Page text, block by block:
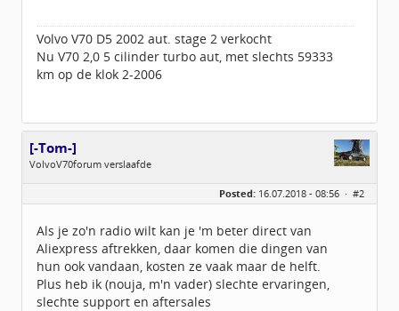
Volvo V70 D5 2002 aut. stage 2 verkocht
Nu V70 2,0 5 cilinder turbo aut, met slechts 59333
km op de klok 2-2006
[-Tom-]
VolvoV70forum verslaafde
Leeftijd:
39
Berichten:
4065
Geregistreerd: 10 / 2013
Posted: 16.07.2018 - 08:56 · #2
Als je zo'n radio wilt kan je 'm beter direct van
Aliexpress aftrekken, daar komen die dingen van
hun ook vandaan, kosten ze vaak maar de helft.
Plus heb ik (nouja, m'n vader) slechte ervaringen,
slechte support en aftersales